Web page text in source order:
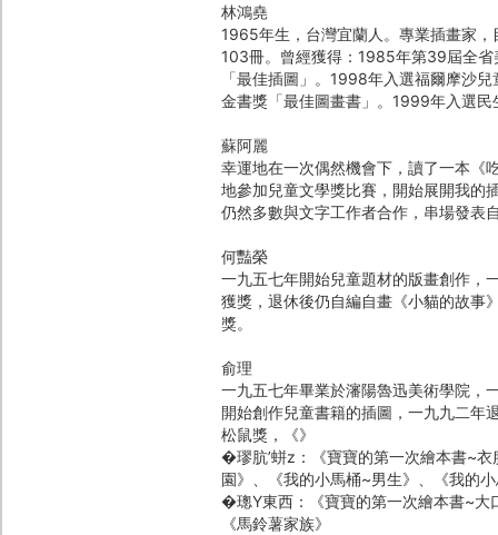
林鴻堯
1965年生，台灣宜蘭人。專業插畫家
103冊。曾經獲得：1985年第39屆全
「最佳插圖」。1998年入選福爾摩沙
金書獎「最佳圖畫書」。1999年入選
蘇阿麗
幸運地在一次偶然機會下，讀了一本《
地參加兒童文學獎比賽，開始展開我的
仍然多數與文字工作者合作，串場發表
何豔榮
一九五七年開始兒童題材的版畫創作，
獲獎，退休後仍自編自畫《小貓的故事
獎。
俞理
一九五七年畢業於瀋陽魯迅美術學院，
開始創作兒童書籍的插圖，一九九二年
松鼠獎，《》
�璆肮’蛢z：《寶寶的第一次繪本書~
園》、《我的小馬桶~男生》、《我的
�璁Y東西：《寶寶的第一次繪本書~大
《馬鈴薯家族》